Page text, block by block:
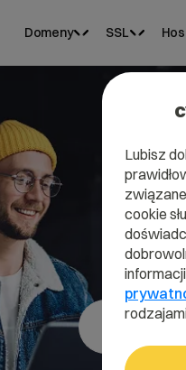
Domeny SSL
Lubisz
cookie